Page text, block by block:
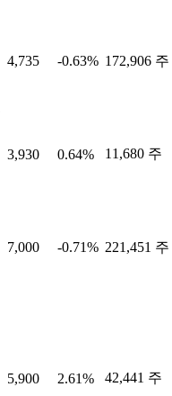
4,735 -0.63% 172,906 주
3,930 0.64% 11,680 주
7,000 -0.71% 221,451 주
5,900 2.61% 42,441 주